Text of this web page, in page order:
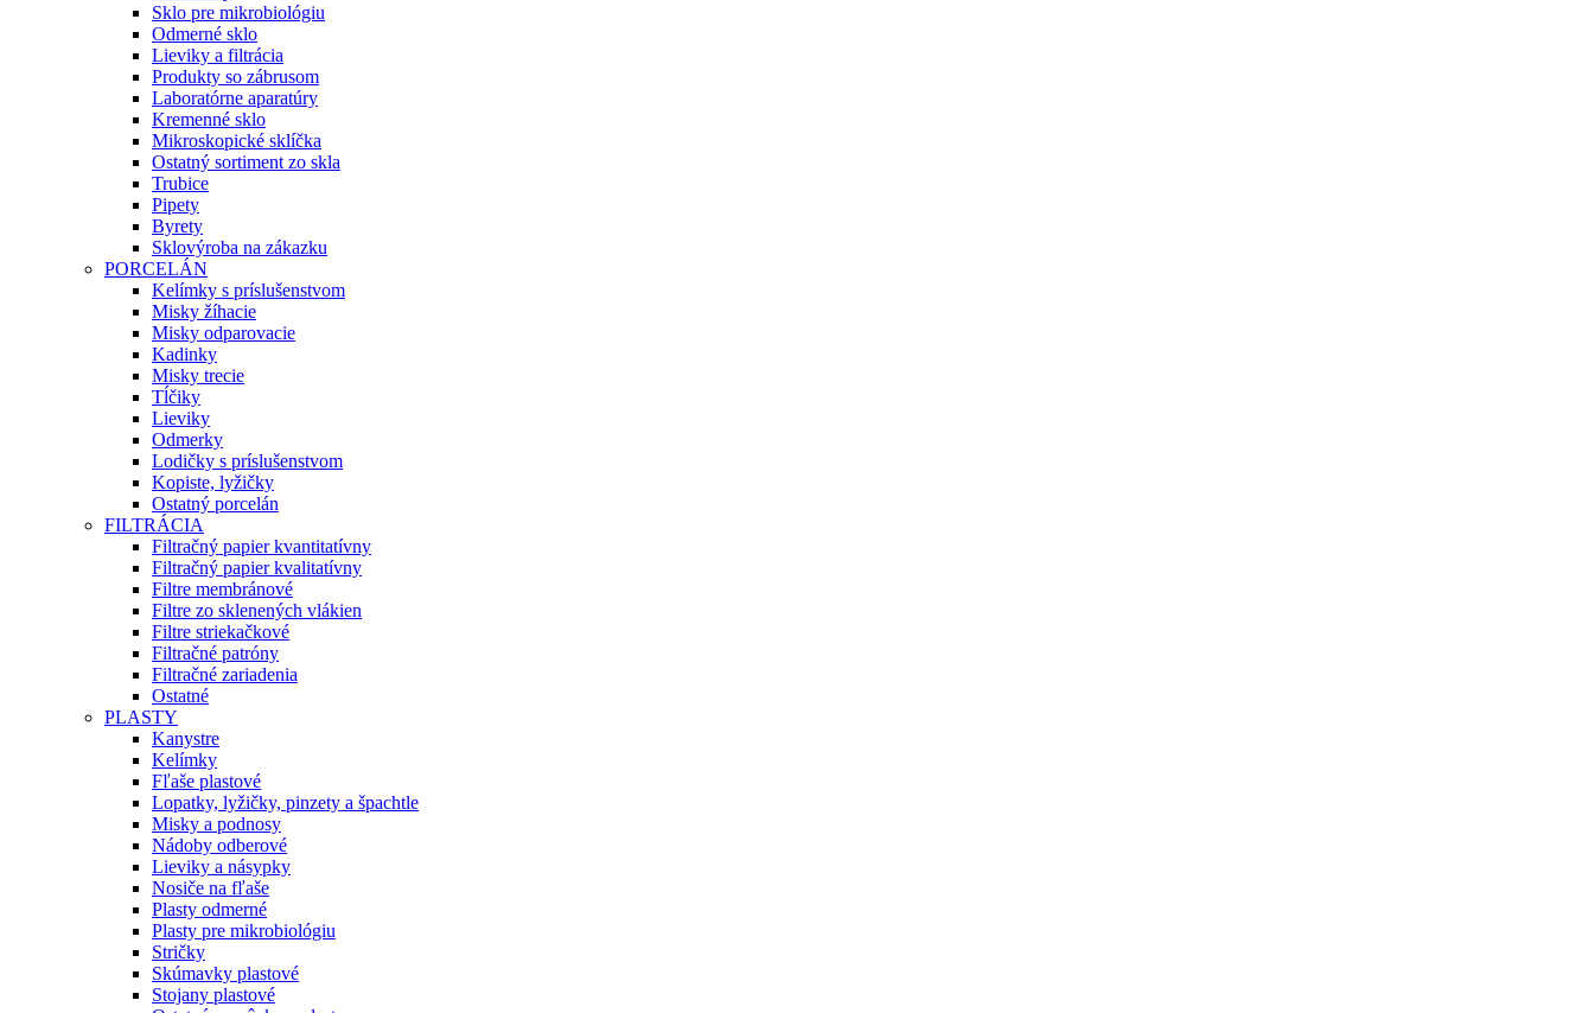
Sklo pre mikrobiológiu
Odmerné sklo
Lieviky a filtrácia
Produkty so zábrusom
Laboratórne aparatúry
Kremenné sklo
Mikroskopické sklíčka
Ostatný sortiment zo skla
Trubice
Pipety
Byrety
Sklovýroba na zákazku
PORCELÁN
Kelímky s príslušenstvom
Misky žíhacie
Misky odparovacie
Kadinky
Misky trecie
Tĺčiky
Lieviky
Odmerky
Lodičky s príslušenstvom
Kopiste, lyžičky
Ostatný porcelán
FILTRÁCIA
Filtračný papier kvantitatívny
Filtračný papier kvalitatívny
Filtre membránové
Filtre zo sklenených vlákien
Filtre striekačkové
Filtračné patróny
Filtračné zariadenia
Ostatné
PLASTY
Kanystre
Kelímky
Fľaše plastové
Lopatky, lyžičky, pinzety a špachtle
Misky a podnosy
Nádoby odberové
Lieviky a násypky
Nosiče na fľaše
Plasty odmerné
Plasty pre mikrobiológiu
Stričky
Skúmavky plastové
Stojany plastové